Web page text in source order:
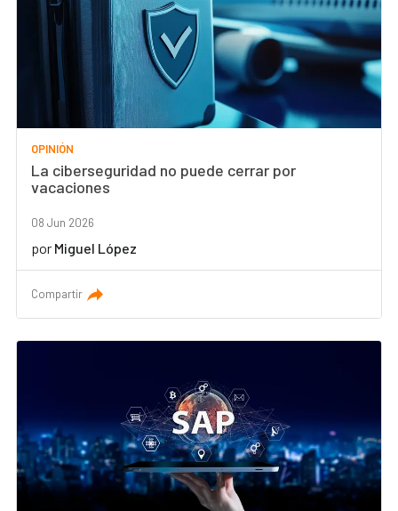
OPINIÓN
La ciberseguridad no puede cerrar por
vacaciones
08 Jun 2026
por Miguel López
Compartir